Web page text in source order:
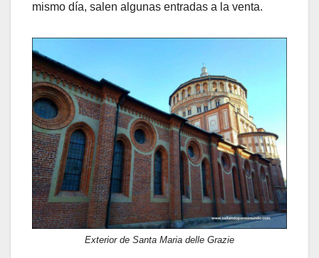
mismo día, salen algunas entradas a la venta.
Exterior de Santa Maria delle Grazie